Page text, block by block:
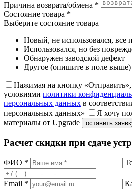
Причина возврата/обмена *
Состояние товара *
Выберите состояние товара
Новый, не использовался, все
Использовался, но без
Обнаружен заводской дефект
Другое (опишите в поле выше)
Нажимая на кнопку «Отправить»,
условиями политики
персональных данных в
персональных данных»
Я хочу
материалы от Upgrade
оставить
Расчет скидки при сдаче
ФИО *
Email *